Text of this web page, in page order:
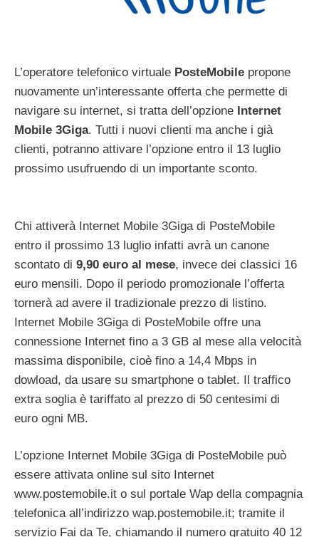
L’operatore telefonico virtuale PosteMobile propone
nuovamente un’interessante offerta che permette di
navigare su internet, si tratta dell’opzione Internet
Mobile 3Giga. Tutti i nuovi clienti ma anche i già
clienti, potranno attivare l’opzione entro il 13 luglio
prossimo usufruendo di un importante sconto.
Chi attiverà Internet Mobile 3Giga di PosteMobile
entro il prossimo 13 luglio infatti avrà un canone
scontato di 9,90 euro al mese, invece dei classici 16
euro mensili. Dopo il periodo promozionale l’offerta
tornerà ad avere il tradizionale prezzo di listino.
Internet Mobile 3Giga di PosteMobile offre una
connessione Internet fino a 3 GB al mese alla velocità
massima disponibile, cioè fino a 14,4 Mbps in
dowload, da usare su smartphone o tablet. Il traffico
extra soglia è tariffato al prezzo di 50 centesimi di
euro ogni MB.
L’opzione Internet Mobile 3Giga di PosteMobile può
essere attivata online sul sito Internet
www.postemobile.it o sul portale Wap della compagnia
telefonica all’indirizzo wap.postemobile.it; tramite il
servizio Fai da Te, chiamando il numero gratuito 40 12